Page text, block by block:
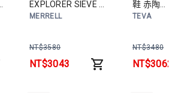
EXPLORER SIEVE 水
陸休閒鞋 卡其
MERRELL
NT$3580
NT$3043
鞋 赤陶
TEVA
NT$3480
NT$3062